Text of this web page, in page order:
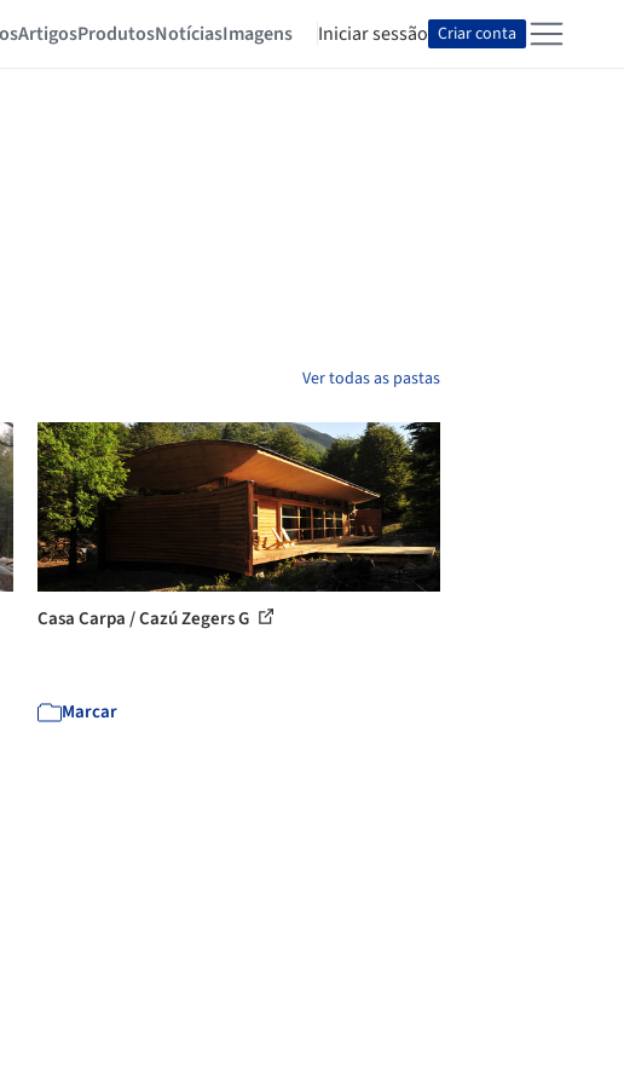
ArtigosProdutosNotíciasImagens Iniciar sessão Criar conta
Ver todas as pastas
Casa Carpa / Cazú Zegers G
Marcar